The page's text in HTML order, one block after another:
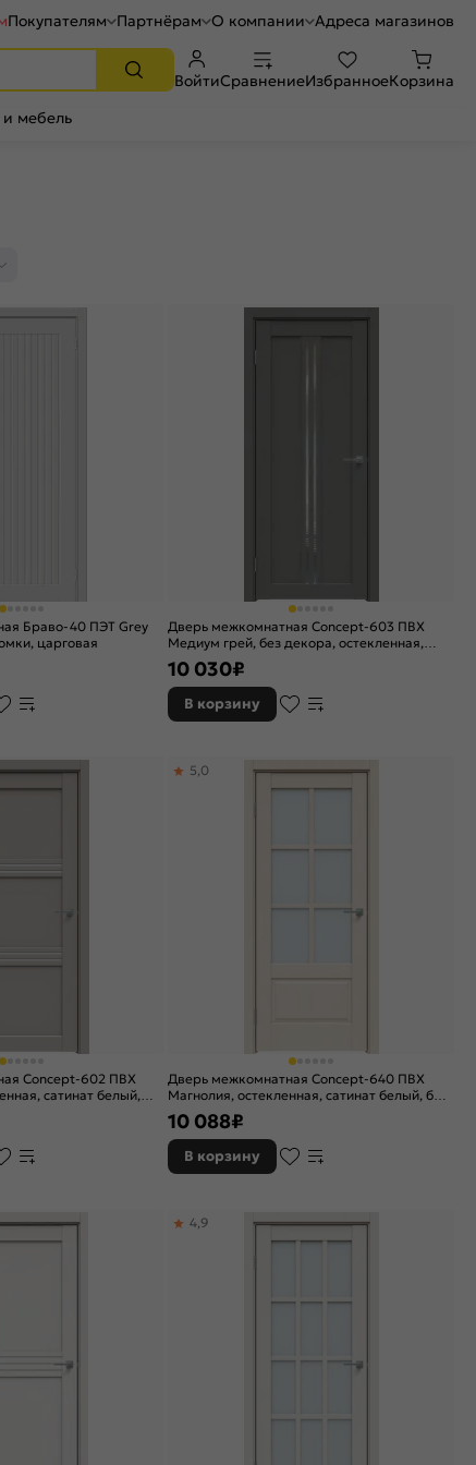
Покупателям Партнёрам О компании Адреса магазинов
ВойтиСравнениеИзбранноеКорзина
и мебель
Браво-40 ПЭТ Grey
царговая
Дверь межкомнатная Concept-603 ПВХ
Медиум грей, без декора, остекленная,
зеркало, без кромки, царговая
10 030₽
В корзину
Concept-602 ПВХ
сатинат белый,
Дверь межкомнатная Concept-640 ПВХ
Магнолия, остекленная, сатинат белый, без
кромки, царговая
5,0
10 088₽
В корзину
4,9